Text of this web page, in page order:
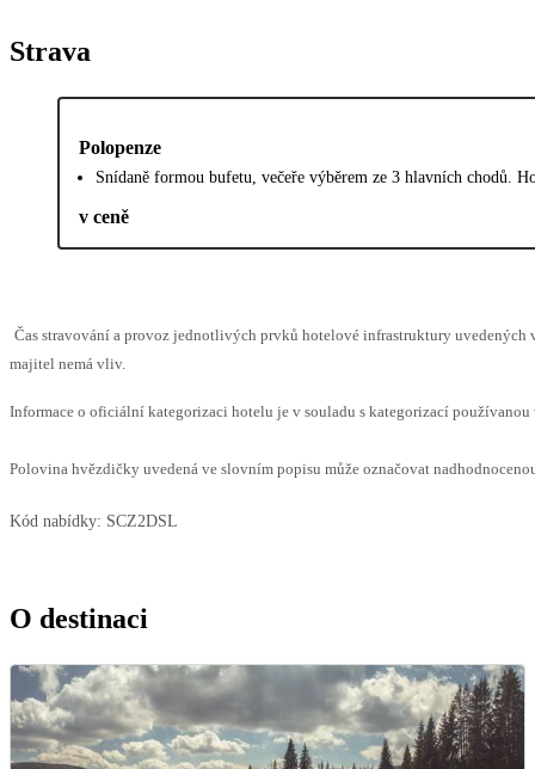
Strava
Polopenze
Snídaně formou bufetu, večeře výběrem ze 3 hlavních chodů.
v ceně
Čas stravování a provoz jednotlivých prvků hotelové infrastruktury uvedených
majitel nemá vliv.
Informace o oficiální kategorizaci hotelu je v souladu s kategorizací
Polovina hvězdičky uvedená ve slovním popisu může označovat
Kód nabídky: SCZ2DSL
O destinaci